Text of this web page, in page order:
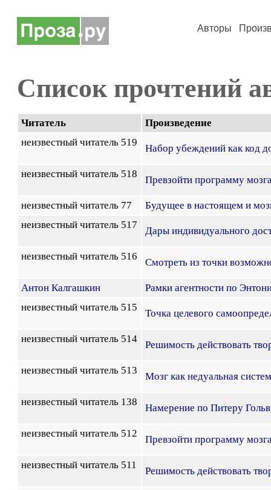
Авторы
Список прочтений
Читатель
Произведение
неизвестный читатель 519
Набор убеждений как код
неизвестный читатель 518
Превзойти программу
неизвестный читатель 77
Будущее в настоящем и
неизвестный читатель 517
Дары индивидуального
неизвестный читатель 516
Смотреть из точки
Антон Калгашкин
Рамки агентности по
неизвестный читатель 515
Точка целевого
неизвестный читатель 514
Решимость действовать
неизвестный читатель 513
Мозг как недуальная
неизвестный читатель 138
Намерение по Питеру
неизвестный читатель 512
Превзойти программу
неизвестный читатель 511
Решимость действовать